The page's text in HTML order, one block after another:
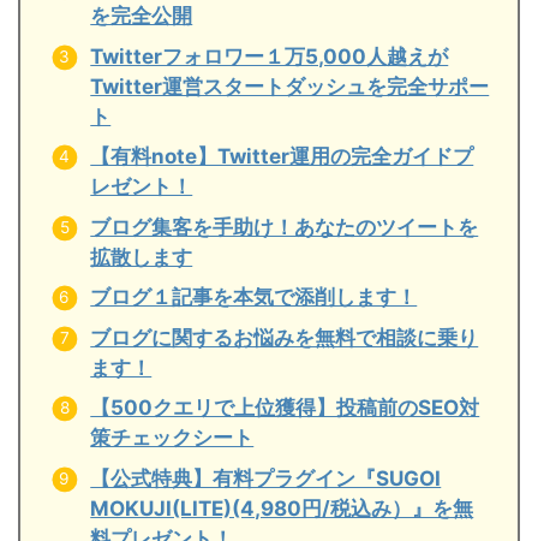
を完全公開
Twitterフォロワー１万5,000人越えが
Twitter運営スタートダッシュを完全サポー
ト
【有料note】Twitter運用の完全ガイドプ
レゼント！
ブログ集客を手助け！あなたのツイートを
拡散します
ブログ１記事を本気で添削します！
ブログに関するお悩みを無料で相談に乗り
ます！
【500クエリで上位獲得】投稿前のSEO対
策チェックシート
【公式特典】有料プラグイン『SUGOI
MOKUJI(LITE)(4,980円/税込み）』を無